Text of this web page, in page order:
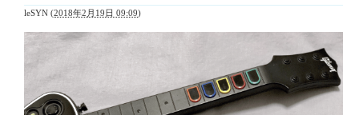
leSYN (2018年2月19日 09:09)